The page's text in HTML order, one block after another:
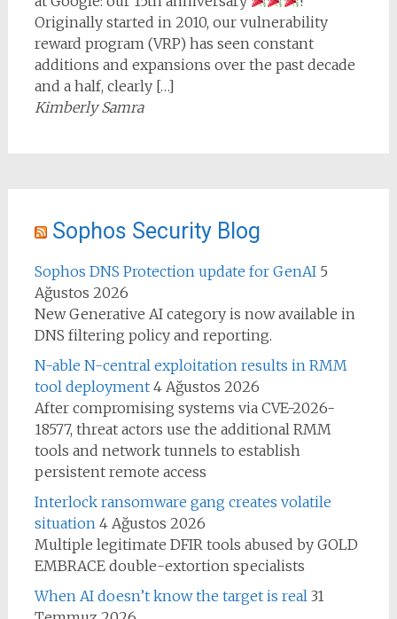
Originally started in 2010, our vulnerability
reward program (VRP) has seen constant
additions and expansions over the past decade
and a half, clearly […]
Kimberly Samra
Sophos Security Blog
Sophos DNS Protection update for GenAI 5
Ağustos 2026
New Generative AI category is now available in
DNS filtering policy and reporting.
N-able N-central exploitation results in RMM
tool deployment 4 Ağustos 2026
After compromising systems via CVE-2026-
18577, threat actors use the additional RMM
tools and network tunnels to establish
persistent remote access
Interlock ransomware gang creates volatile
situation 4 Ağustos 2026
Multiple legitimate DFIR tools abused by GOLD
EMBRACE double-extortion specialists
When AI doesn’t know the target is real 31